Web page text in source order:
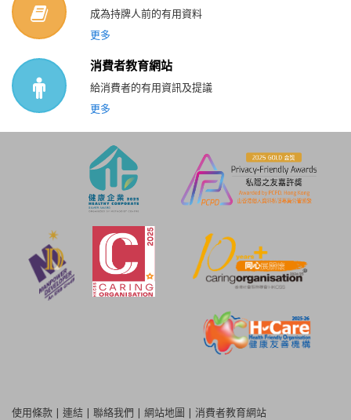
成為持牌人前的有用資料
更多
消費者教育網站
給消費者的有用資訊及提議
更多
使用條款 | 連結 | 聯絡我們 | 網站地圖 | 消費者教育網站